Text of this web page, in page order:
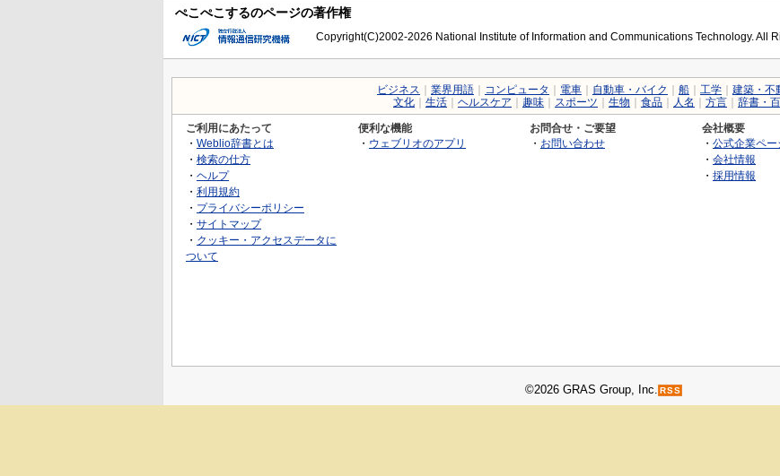
ぺこぺこするのページの著作権
Copyright(C)2002-2026 National Institute of Information and Communications Technology. All
ビジネス 業界用語 コンピュータ 電車 自動車・バイク 船 工学 建築・不
文化
生活 ヘルスケア 趣味 スポーツ 生物 食品 人名 方言 辞書・
ご利用にあたって
・ Weblio辞書とは
・ 検索の仕方
・ ヘルプ
・ 利用規約
・ プライバシーポリシー
・ サイトマップ
・ クッキー・アクセスデータに
ついて
便利な機能
・ ウェブリオのアプリ
お問合せ・ご要望
・ お問い合わせ
会社概要
・ 公式企業ペー
・ 会社情報
・ 採用情報
©2026 GRAS Group, Inc. RSS